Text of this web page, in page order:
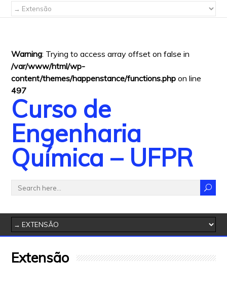
Warning: Trying to access array offset on false in
/var/www/html/wp-
content/themes/happenstance/functions.php on line
497
Curso de
Engenharia
Química – UFPR
Extensão